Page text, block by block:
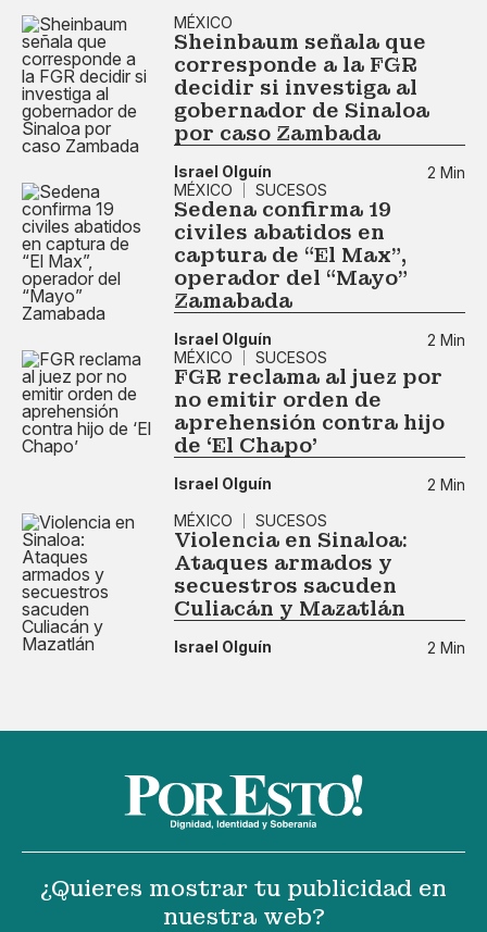
MÉXICO
Sheinbaum señala que
corresponde a la FGR
decidir si investiga al
gobernador de Sinaloa
por caso Zambada
Israel Olguín
2 Min
MÉXICO
SUCESOS
Sedena confirma 19
civiles abatidos en
captura de “El Max”,
operador del “Mayo”
Zamabada
Israel Olguín
2 Min
MÉXICO
SUCESOS
FGR reclama al juez por
no emitir orden de
aprehensión contra hijo
de ‘El Chapo’
Israel Olguín
2 Min
MÉXICO
SUCESOS
Violencia en Sinaloa:
Ataques armados y
secuestros sacuden
Culiacán y Mazatlán
Israel Olguín 2 Min
¿Quieres mostrar tu publicidad en
nuestra web?